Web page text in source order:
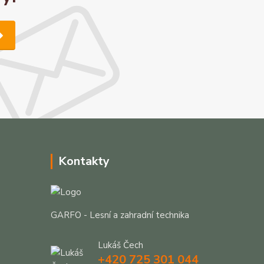
Kontakty
GARFO - Lesní a zahradní technika
Lukáš Čech
+420 725 301 044